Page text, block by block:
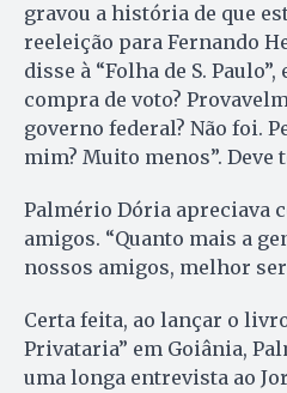
gravou a história de que
reeleição para Fernando
disse à “Folha de S.
compra de voto?
governo federal? Não foi.
mim? Muito menos”. Deve
Palmério Dória apreciava
amigos. “Quanto mais a
nossos amigos, melhor
Certa feita, ao lançar o
Privataria” em Goiânia,
uma longa entrevista ao